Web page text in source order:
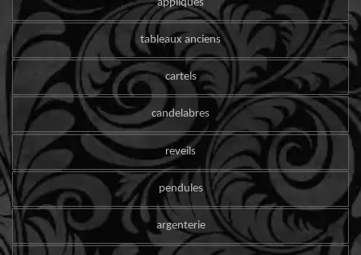
appliques
tableaux anciens
cartels
candelabres
reveils
pendules
argenterie